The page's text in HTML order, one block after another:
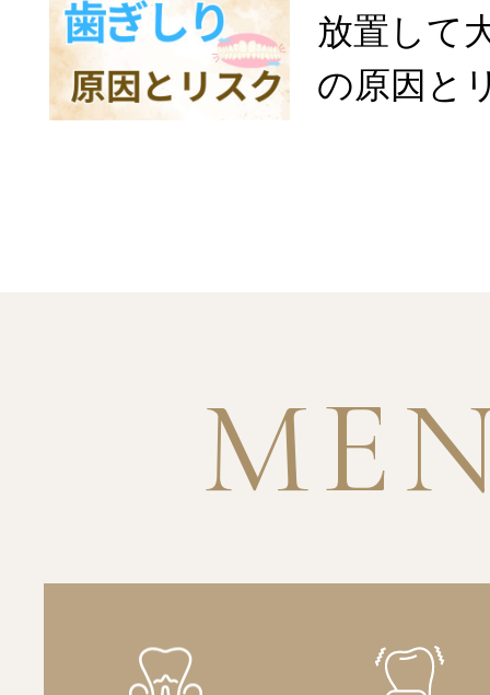
放置して
の原因と